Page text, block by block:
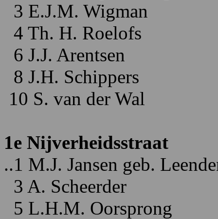
3 E.J.M. Wigman
4 Th. H. Roelofs
6 J.J. Arentsen
8 J.H. Schippers
10 S. van der Wal
1e Nijverheidsstraat
..1 M.J. Jansen geb.
3 A. Scheerder
5 L.H.M. Oorsprong